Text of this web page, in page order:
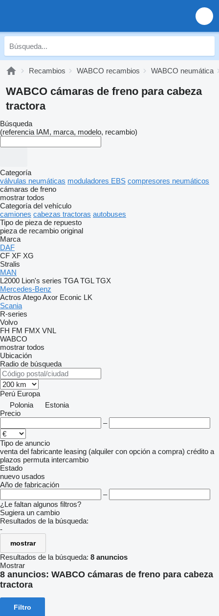
Recambios WABCO recambios WABCO neumática
WABCO cámaras de freno para cabeza
tractora
Búsqueda
(referencia IAM, marca, modelo, recambio)
Categoría
válvulas neumáticas moduladores EBS compresores neumáticos
cámaras de freno
mostrar todos
Categoría del vehículo
camiones cabezas tractoras autobuses
Tipo de pieza de repuesto
pieza de recambio original
Marca
DAF
CF XF XG
Stralis
MAN
L2000 Lion's series TGA TGL TGX
Mercedes-Benz
Actros AtegoAxor Econic LK
Scania
R-series
Volvo
FH FM FMX VNL
WABCO
mostrar todos
Ubicación
Radio de búsqueda
Perú Europa
Polonia
Estonia
Precio
–
Tipo de anuncio
venta del fabricante leasing (alquiler con opción a compra) crédito a
plazos permuta intercambio
Estado
nuevo usados
Año de fabricación
–
¿Le faltan algunos filtros?
Sugiera un cambio
Resultados de la búsqueda:
-
mostrar
Resultados de la búsqueda: 8 anuncios
Mostrar
8 anuncios: WABCO cámaras de freno para cabeza
tractora
Filtro